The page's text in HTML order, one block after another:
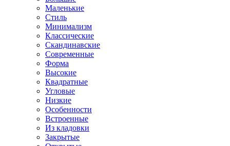
Маленькие
Стиль
Минимализм
Классические
Скандинавские
Современные
Форма
Высокие
Квадратные
Угловые
Низкие
Особенности
Встроенные
Из кладовки
Закрытые